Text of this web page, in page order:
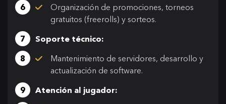
Organización de promociones, torneos
gratuitos (freerolls) y sorteos.
Soporte técnico:
Mantenimiento de servidores, desarrollo y
actualización de software.
Atención al jugador: